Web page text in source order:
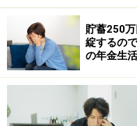
利）。
「ネット銀行の定期預
ンペーン目的で作成し
ますが、普通預金に置
えています」と話します
貯蓄250
綻するの
の年金生活